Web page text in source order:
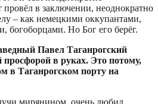
провёл в заключении, неоднократно
– как немецкими оккупантами,
богоборцами. Но Бог его берёг.
Павел Таганрогский
просфорой в руках. Это потому,
в Таганрогском порту на